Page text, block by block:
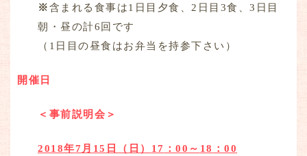
※含まれる食事は1日目夕食、2日目3食、3日目
朝・昼の計6回です
（1日目の昼食はお弁当を持参下さい）
開催日
＜事前説明会＞
2018年7 月 15 日（日） 17 ： 00 ～ 18 ： 00